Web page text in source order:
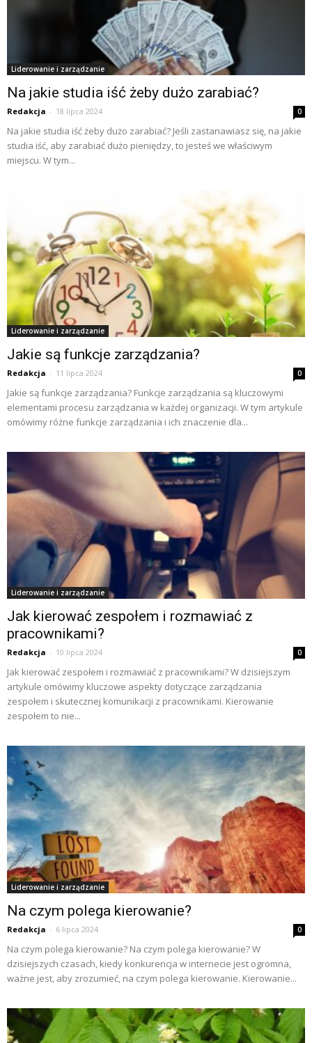
Liderowanie i zarządzanie
Na jakie studia iść żeby dużo zarabiać?
Redakcja - 18 lipca 2024 0
Na jakie studia iść żeby dużo zarabiać? Jeśli zastanawiasz się, na jakie
studia iść, aby zarabiać dużo pieniędzy, to jesteś we właściwym
miejscu. W tym...
Liderowanie i zarządzanie
Jakie są funkcje zarządzania?
Redakcja - 11 lipca 2024 0
Jakie są funkcje zarządzania? Funkcje zarządzania są kluczowymi
elementami procesu zarządzania w każdej organizacji. W tym artykule
omówimy różne funkcje zarządzania i ich znaczenie dla...
Liderowanie i zarządzanie
Jak kierować zespołem i rozmawiać z
pracownikami?
Redakcja - 10 lipca 2024 0
Jak kierować zespołem i rozmawiać z pracownikami? W dzisiejszym
artykule omówimy kluczowe aspekty dotyczące zarządzania
zespołem i skutecznej komunikacji z pracownikami. Kierowanie
zespołem to nie...
Liderowanie i zarządzanie
Na czym polega kierowanie?
Redakcja - 6 lipca 2024 0
Na czym polega kierowanie? Na czym polega kierowanie? W
dzisiejszych czasach, kiedy konkurencja w internecie jest ogromna,
ważne jest, aby zrozumieć, na czym polega kierowanie. Kierowanie...